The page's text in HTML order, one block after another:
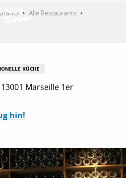
Alle Restaurants
KÜCHE
Marseille 1er
hin!